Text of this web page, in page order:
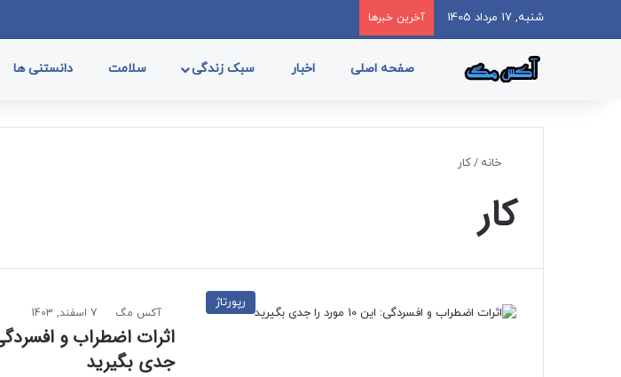
شنبه, 17 مرداد 1405 آخرین خبرها
صفحه اصلی اخبار سبک زندگی سلامت دانستنی ها
خانه /کار
کار
رپورتاژ
آکس مگ 7 اسفند, 1403
جدی بگیرید